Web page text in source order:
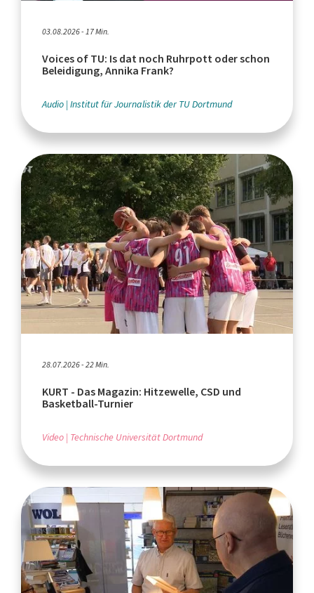
03.08.2026 - 17 Min.
Voices of TU: Is dat noch Ruhrpott oder schon
Beleidigung, Annika Frank?
Audio Institut für Journalistik der TU Dortmund
28.07.2026 - 22 Min.
KURT - Das Magazin: Hitzewelle, CSD und
Basketball-Turnier
Video Technische Universität Dortmund